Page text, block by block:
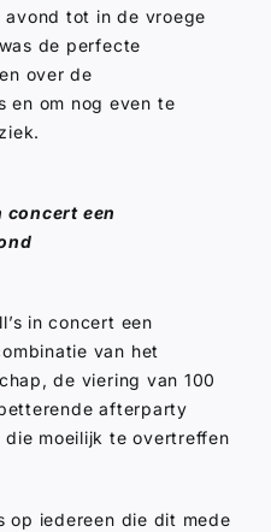
avond tot in de vroege
de perfecte
over de
en om nog even te
concert een
in concert een
van het
de viering van 100
afterparty
moeilijk te overtreffen
op iedereen die dit mede